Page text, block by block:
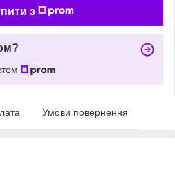
з
Умови повернення